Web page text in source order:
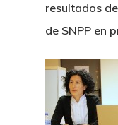
resultados
de SNPP en